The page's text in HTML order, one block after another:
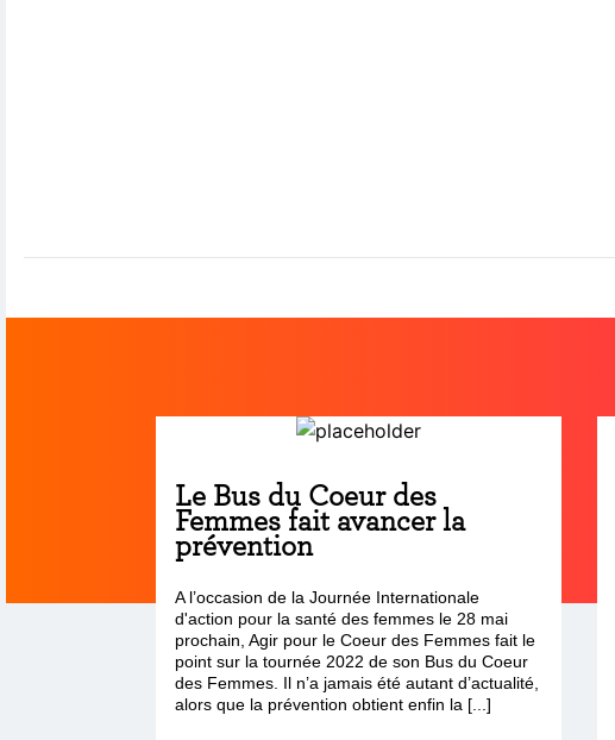
Le Bus du Coeur des
Femmes fait avancer la
prévention
A l’occasion de la Journée Internationale
d'action pour la santé des femmes le 28 mai
prochain, Agir pour le Coeur des Femmes fait le
point sur la tournée 2022 de son Bus du Coeur
des Femmes. Il n’a jamais été autant d’actualité,
alors que la prévention obtient enfin la [...]